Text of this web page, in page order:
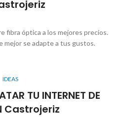
fibra óptica a los mejores precios.
mejor se adapte a tus gustos.
IDEAS
TU INTERNET DE
Castrojeriz